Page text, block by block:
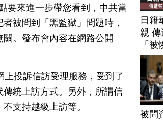
要來進一步帶您看到，中共當
被問到「黑監獄」問題時，
。發布會內容在網路公開
投訴信訪受理服務，受到了
統上訪方式。另外，所謂信
支持越級上訪等。
日籍
親 傳
「被
被問